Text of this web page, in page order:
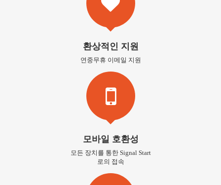
환상적인 지원
연중무휴 이메일 지원
모바일 호환성
모든 장치를 통한 Signal Start
로의 접속